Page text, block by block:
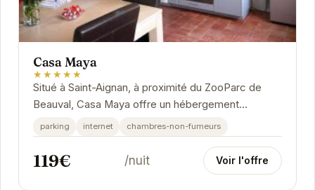
Casa Maya
★★★★★
Situé à Saint-Aignan, à proximité du ZooParc de
Beauval, Casa Maya offre un hébergement
confortable et bien équipé. Idéal pour les familles...
parking internet chambres-non-fumeurs
119€ /nuit Voir l'offre